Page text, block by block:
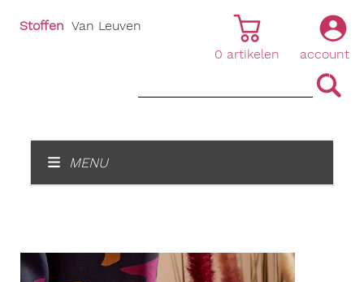
account
|
0 artikelen
Stoffen Van Leuven
MENU